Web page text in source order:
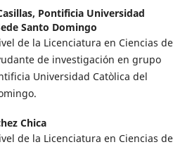
Pontificia Universidad
Santo Domingo
de la Licenciatura en Ciencias de
de investigación en grupo
Universidad Catòlica del
Chica
de la Licenciatura en Ciencias de